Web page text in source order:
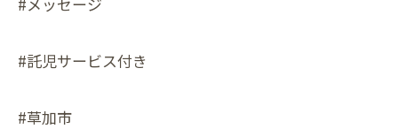
#託児サービス付き
#草加市